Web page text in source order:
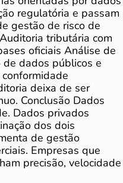
regulatória e passam
gestão de risco de
tributária com
oficiais Análise de
de dados públicos e
deixa de ser
Conclusão Dados
Dados privados
dos dois
de gestão
Empresas que
precisão, velocidade